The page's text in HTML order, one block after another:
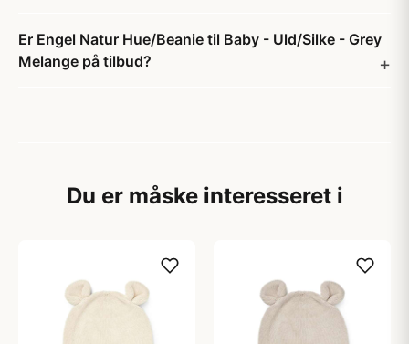
Er Engel Natur Hue/Beanie til Baby - Uld/Silke - Grey
Melange på tilbud?
Du er måske interesseret i